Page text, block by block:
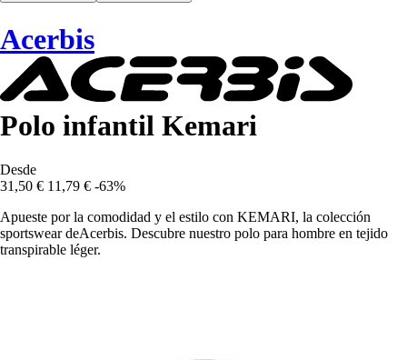
Acerbis
Polo infantil Kemari
Desde
31,50 € 11,79 € -63%
Apueste por la comodidad y el estilo con KEMARI, la colección
sportswear deAcerbis. Descubre nuestro polo para hombre en tejido
transpirable léger.